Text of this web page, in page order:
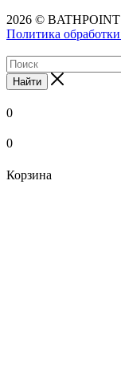
2026 © BATHPOINT
Политика
Найти
0
0
Корзина